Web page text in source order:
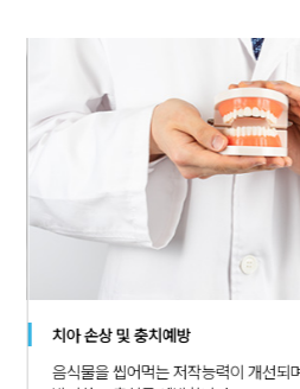
치아 손상 및 충치예방
음식물을 씹어먹는 저작능력이 개선되